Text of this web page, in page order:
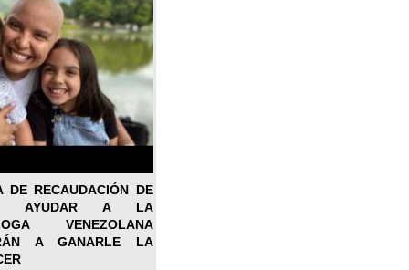
DE RECAUDACIÓN DE
AYUDAR A LA
VENEZOLANA
A GANARLE LA